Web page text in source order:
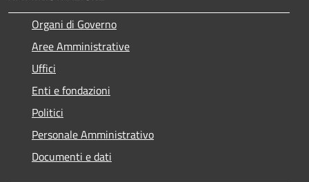
Organi di Governo
Aree Amministrative
Uffici
Enti e fondazioni
Politici
Personale Amministrativo
Documenti e dati